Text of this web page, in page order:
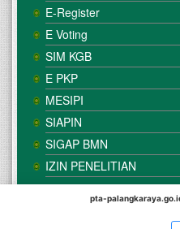
E-Register
E Voting
SIM KGB
E PKP
MESIPI
SIAPIN
SIGAP BMN
IZIN PENELITIAN
pta-